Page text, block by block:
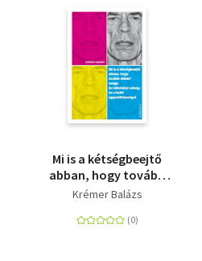
Mi is a kétségbeejtő
abban, hogy tovább
élünk? avagy Az
halál egyenlőtlenségei
Krémer Balázs